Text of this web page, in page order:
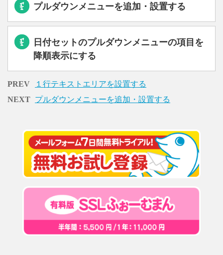
プルダウンメニューを追加・設置する
日付セットのプルダウンメニューの項目を
降順表示にする
PREV
１行テキストエリアを設置する
NEXT プルダウンメニューを追加・設置する